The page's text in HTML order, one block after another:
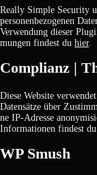
Real­ly Simp­le Secu­ri­ty
per­so­nen­be­zo­ge­nen
Ver­wen­dung die­ser
mun­gen fin­dest du hier.
Com­pli­anz |
Die­se Web­site
Daten­sät­ze über
ne IP-Adres­se
Infor­ma­tio­nen fin­dest
WP Smush